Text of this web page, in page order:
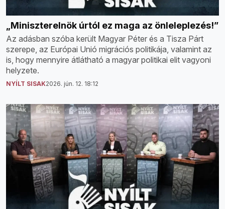
„Miniszterelnök úrtól ez maga az önleleplezés!”
Az adásban szóba került Magyar Péter és a Tisza Párt
szerepe, az Európai Unió migrációs politikája, valamint az
is, hogy mennyire átlátható a magyar politikai elit vagyoni
helyzete.
NYÍLT SISAK2026. jún. 12. 18:12